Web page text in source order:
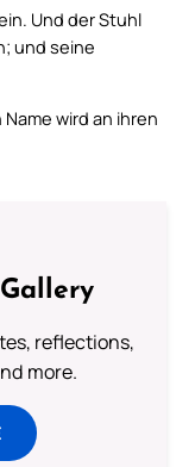
Und der Stuhl
und seine
wird an ihren
reflections,
more.